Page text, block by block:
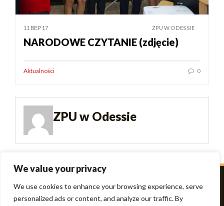
We value your privacy
We use cookies to enhance your browsing experience, serve
personalized ads or content, and analyze our traffic. By
11 ВЕР 17 ZPU W ODESSIE
NARODOWE CZYTANIE (zdjęcie)
Aktualności 0
ZPU w Odessie